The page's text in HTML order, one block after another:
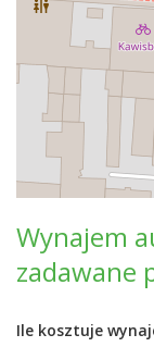
Wynajem
zadawane
Ile kosztuje